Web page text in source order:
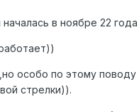
в ноябре 22
особо по этому
стрелки)).